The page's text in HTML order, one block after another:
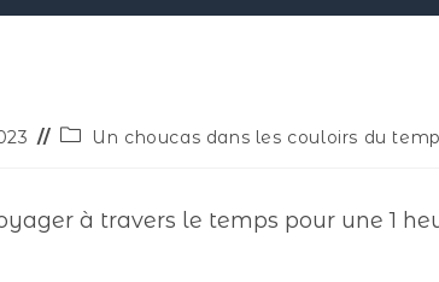
Un choucas dans les couloirs du
à travers le temps pour une 1